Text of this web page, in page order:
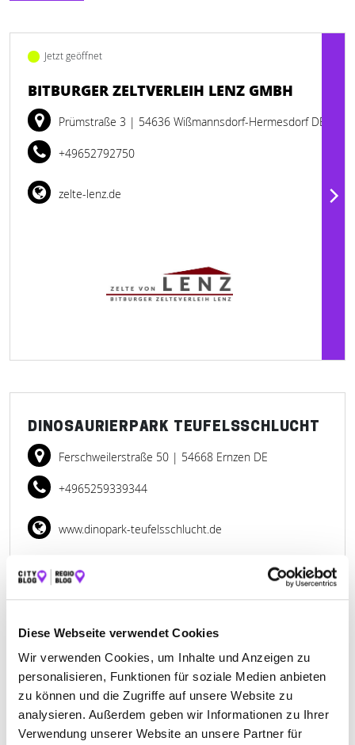
Diese Webseite verwendet Cookies
Wir verwenden Cookies, um Inhalte und Anzeigen zu
personalisieren, Funktionen für soziale Medien anbieten
zu können und die Zugriffe auf unsere Website zu
analysieren. Außerdem geben wir Informationen zu Ihrer
Verwendung unserer Website an unsere Partner für
Jetzt geöffnet
BITBURGER ZELTVERLEIH LENZ GMBH
Prümstraße 3 | 54636 Wißmannsdorf-Hermesdorf DE
+49652792750
zelte-lenz.de
DINOSAURIERPARK TEUFELSSCHLUCHT
Ferschweilerstraße 50 | 54668 Ernzen DE
+4965259339344
www.dinopark-teufelsschlucht.de
EIFELADVENTURES – FERIEN- &
FREIZEITPARK
Mühlenstraße 7| 54570 Berlingen DE
+4965918199014